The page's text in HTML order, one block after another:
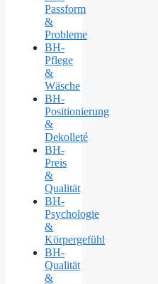
Passform
&
Probleme
BH-
Pflege
&
Wäsche
BH-
Positionierung
&
Dekolleté
BH-
Preis
&
Qualität
BH-
Psychologie
&
Körpergefühl
BH-
Qualität
&